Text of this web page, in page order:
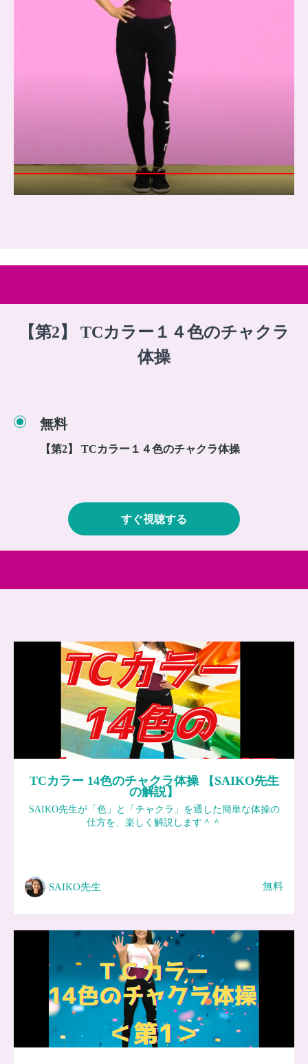
【第2】 TCカラー１４色のチャクラ
体操
無料
【第2】 TCカラー１４色のチャクラ体操
すぐ視聴する
TCカラー 14色のチャクラ体操 【SAIKO先生
の解説】
SAIKO先生が「色」と「チャクラ」を通した簡単な体操の
仕方を、楽しく解説します＾＾
SAIKO先生 無料